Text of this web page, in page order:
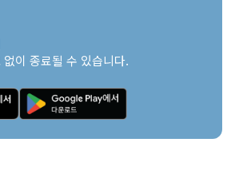
이 종료될 수 있습니다.